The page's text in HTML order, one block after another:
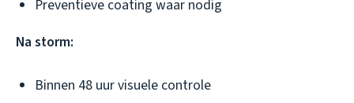
Preventieve coating waar nodig
Na storm:
Binnen 48 uur visuele controle